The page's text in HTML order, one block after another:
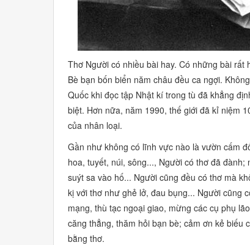
Thơ Người có nhiều bài hay. Có những bài
Bè bạn bốn biển năm châu đều ca ngợi.
Quốc khi đọc tập Nhật kí trong tù đã khẳng
biệt. Hơn nữa, năm 1990, thế giới đã kỉ niệm
của nhân loại.
Gần như không có lĩnh vực nào là vườn cấm
hoa, tuyết, núi, sông..., Người có thơ đã đành;
suýt sa vào hố... Người cũng đều có thơ mà
kị với thơ như ghẻ lở, đau bụng... Người cũng
mạng, thù tạc ngoại giao, mừng các cụ phụ
căng thẳng, thăm hỏi bạn bè; cảm ơn kẻ
bằng thơ.